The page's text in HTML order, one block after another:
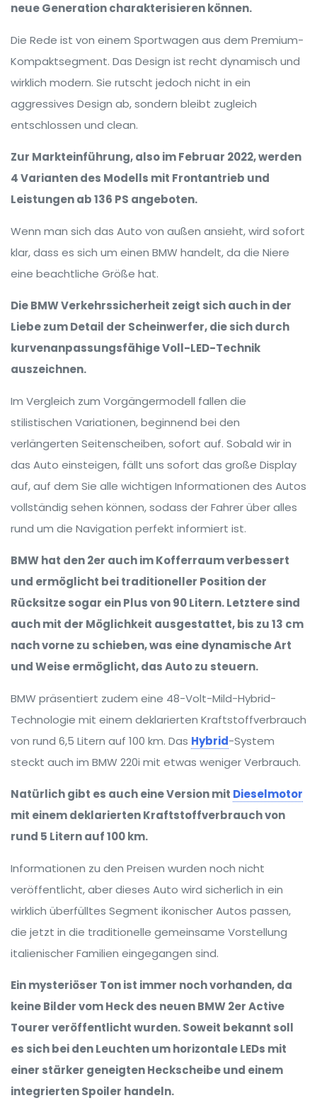
neue Generation charakterisieren können.
Die Rede ist von einem Sportwagen aus dem Premium-
Kompaktsegment. Das Design ist recht dynamisch und
wirklich modern. Sie rutscht jedoch nicht in ein
aggressives Design ab, sondern bleibt zugleich
entschlossen und clean.
Zur Markteinführung, also im Februar 2022, werden
4 Varianten des Modells mit Frontantrieb und
Leistungen ab 136 PS angeboten.
Wenn man sich das Auto von außen ansieht, wird sofort
klar, dass es sich um einen BMW handelt, da die Niere
eine beachtliche Größe hat.
Die BMW Verkehrssicherheit zeigt sich auch in der
Liebe zum Detail der Scheinwerfer, die sich durch
kurvenanpassungsfähige Voll-LED-Technik
auszeichnen.
Im Vergleich zum Vorgängermodell fallen die
stilistischen Variationen, beginnend bei den
verlängerten Seitenscheiben, sofort auf. Sobald wir in
das Auto einsteigen, fällt uns sofort das große Display
auf, auf dem Sie alle wichtigen Informationen des Autos
vollständig sehen können, sodass der Fahrer über alles
rund um die Navigation perfekt informiert ist.
BMW hat den 2er auch im Kofferraum verbessert
und ermöglicht bei traditioneller Position der
Rücksitze sogar ein Plus von 90 Litern. Letztere sind
auch mit der Möglichkeit ausgestattet, bis zu 13 cm
nach vorne zu schieben, was eine dynamische Art
und Weise ermöglicht, das Auto zu steuern.
BMW präsentiert zudem eine 48-Volt-Mild-Hybrid-
Technologie mit einem deklarierten Kraftstoffverbrauch
von rund 6,5 Litern auf 100 km. Das Hybrid-System
steckt auch im BMW 220i mit etwas weniger Verbrauch.
Natürlich gibt es auch eine Version mit Dieselmotor
mit einem deklarierten Kraftstoffverbrauch von
rund 5 Litern auf 100 km.
Informationen zu den Preisen wurden noch nicht
veröffentlicht, aber dieses Auto wird sicherlich in ein
wirklich überfülltes Segment ikonischer Autos passen,
die jetzt in die traditionelle gemeinsame Vorstellung
italienischer Familien eingegangen sind.
Ein mysteriöser Ton ist immer noch vorhanden, da
keine Bilder vom Heck des neuen BMW 2er Active
Tourer veröffentlicht wurden. Soweit bekannt soll
es sich bei den Leuchten um horizontale LEDs mit
einer stärker geneigten Heckscheibe und einem
integrierten Spoiler handeln.